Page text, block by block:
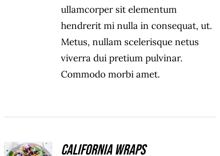
ullamcorper sit elementum
hendrerit mi nulla in consequat, ut.
Metus, nullam scelerisque netus
viverra dui pretium pulvinar.
Commodo morbi amet.
California Wraps